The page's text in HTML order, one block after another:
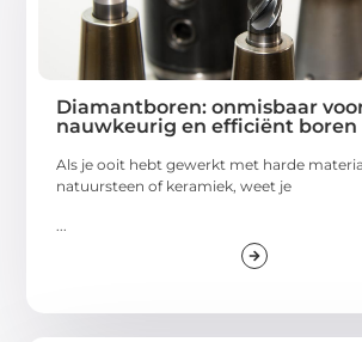
Diamantboren: onmisbaar
nauwkeurig en efficiënt boren
Als je ooit hebt gewerkt met harde
natuursteen of keramiek, weet je